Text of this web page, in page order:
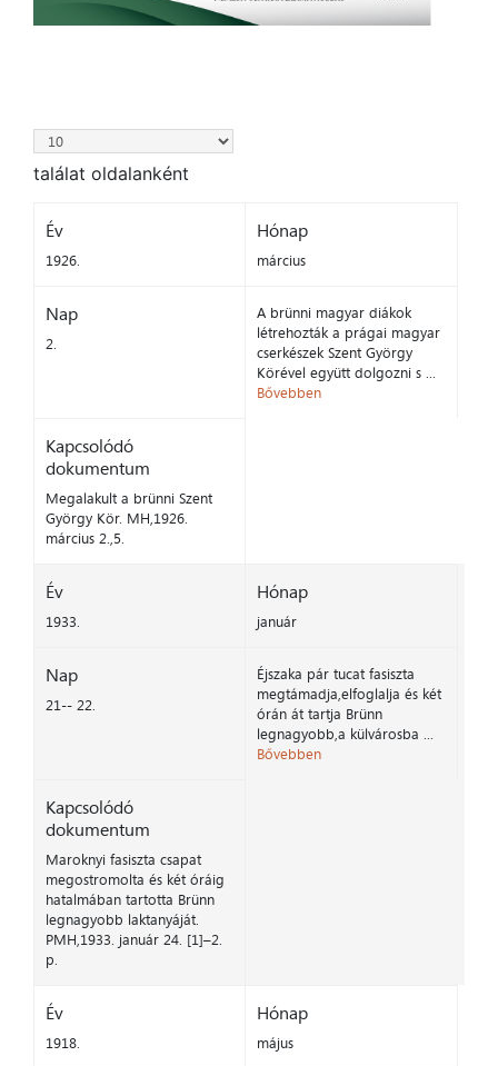
találat oldalanként
Év
1926.
Hónap
március
Nap
2.
A brünni magyar diákok
létrehozták a prágai magyar
cserkészek Szent György
Körével együtt dolgozni s ...
Bővebben
Kapcsolódó
dokumentum
Megalakult a brünni Szent
György Kör. MH,1926.
március 2.,5.
Év
1933.
Hónap
január
Nap
21-- 22.
Éjszaka pár tucat fasiszta
megtámadja,elfoglalja és két
órán át tartja Brünn
legnagyobb,a külvárosba ...
Bővebben
Kapcsolódó
dokumentum
Maroknyi fasiszta csapat
megostromolta és két óráig
hatalmában tartotta Brünn
legnagyobb laktanyáját.
PMH,1933. január 24. [1]–2.
p.
Év
1918.
Hónap
május